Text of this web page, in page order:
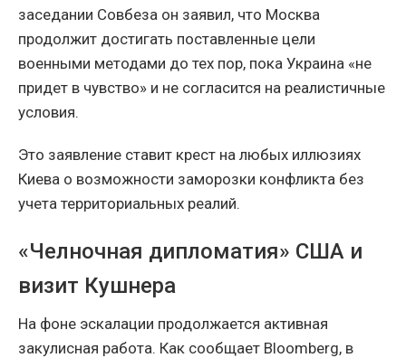
заседании Совбеза он заявил, что Москва
продолжит достигать поставленные цели
военными методами до тех пор, пока Украина «не
придет в чувство» и не согласится на реалистичные
условия.
Это заявление ставит крест на любых иллюзиях
Киева о возможности заморозки конфликта без
учета территориальных реалий.
«Челночная дипломатия» США и
визит Кушнера
На фоне эскалации продолжается активная
закулисная работа. Как сообщает Bloomberg, в